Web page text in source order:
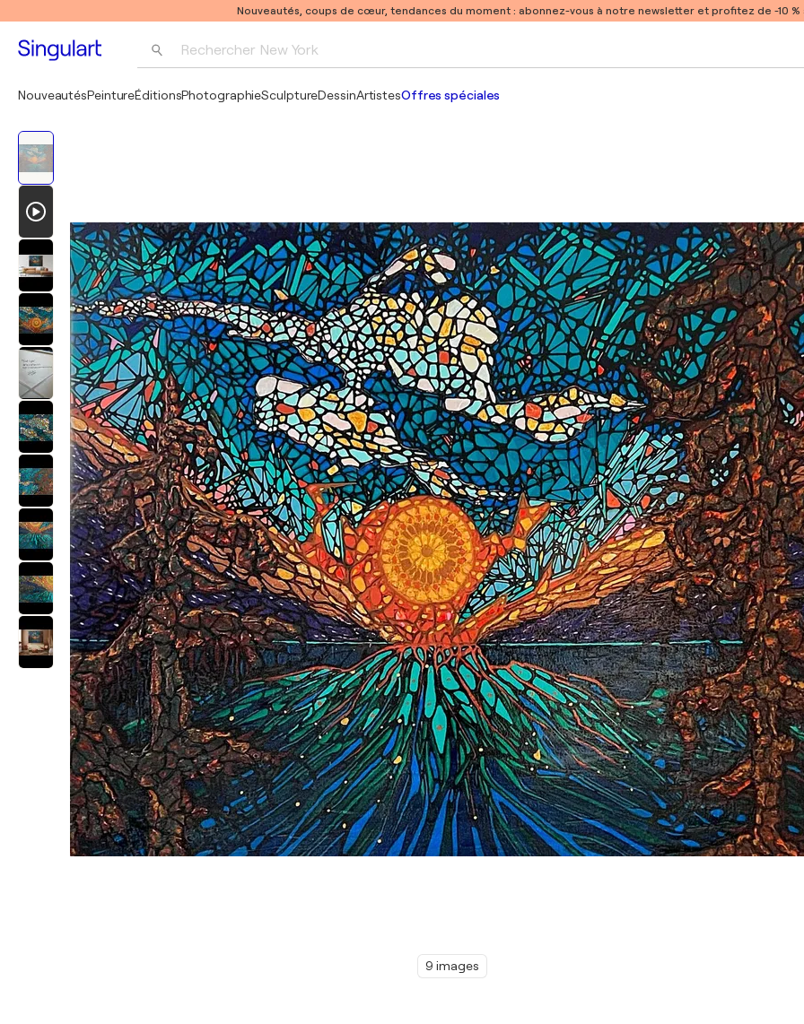
Nouveautés, coups de cœur, tendances du moment : abonnez-vous à notre newsletter et profitez de -10
Rechercher New York
NouveautésPeintureÉditionsPhotographieSculptureDessinArtistesOffres spéciales
9 images